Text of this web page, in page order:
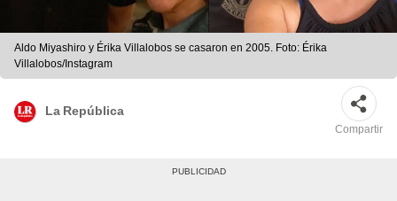
Aldo Miyashiro y Érika Villalobos se casaron en 2005. Foto: Érika
Villalobos/Instagram
La República
Compartir